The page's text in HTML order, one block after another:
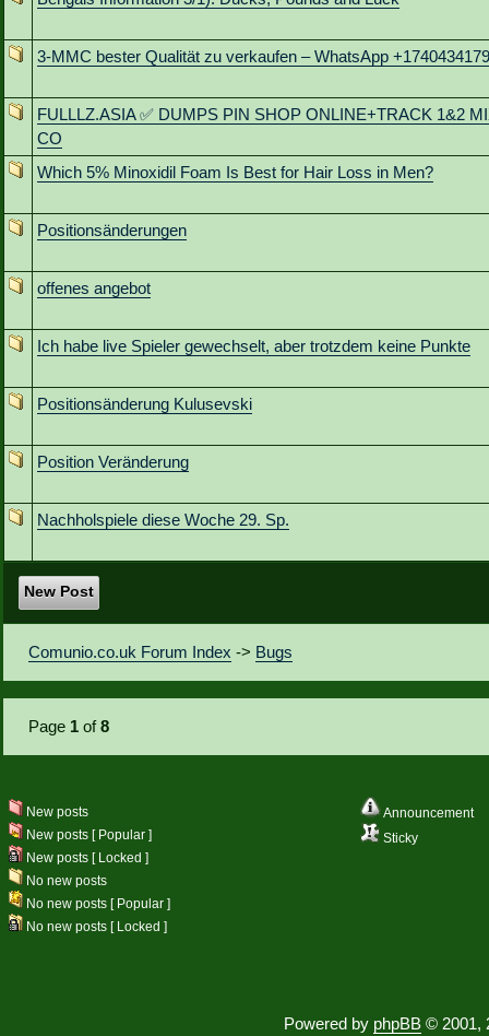
3-MMC bester Qualität zu verkaufen – WhatsApp
FULLLZ.ASIA ✅ DUMPS PIN SHOP ONLINE+TRACK 1&2
CO
Which 5% Minoxidil Foam Is Best for Hair Loss in Men?
Positionsänderungen
offenes angebot
Ich habe live Spieler gewechselt, aber trotzdem keine Punkte
Positionsänderung Kulusevski
Position Veränderung
Nachholspiele diese Woche 29. Sp.
New Post
Comunio.co.uk Forum Index -> Bugs
Page 1 of8
Announcement
Sticky
New posts
New posts [ Popular ]
New posts [ Locked ]
No new posts
No new posts [ Popular ]
No new posts [ Locked ]
Powered by phpBB © 2001,